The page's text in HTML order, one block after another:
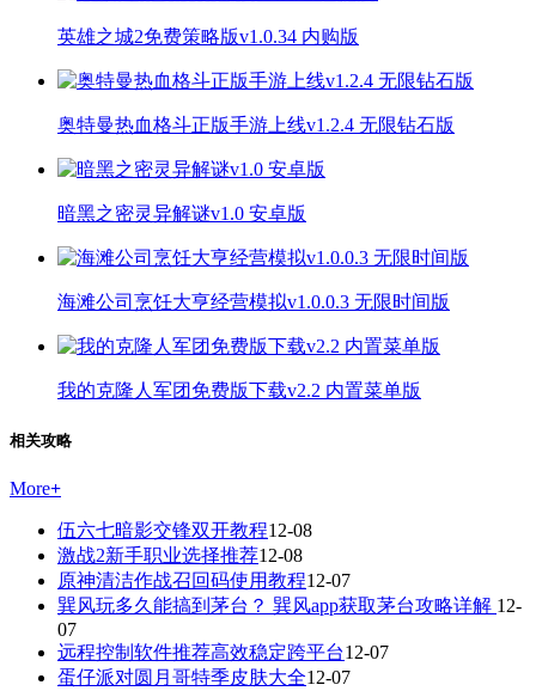
英雄之城2免费策略版v1.0.34 内购版
奥特曼热血格斗正版手游上线v1.2.4 无限钻石版
暗黑之密灵异解谜v1.0 安卓版
海滩公司烹饪大亨经营模拟v1.0.0.3 无限时间版
我的克隆人军团免费版下载v2.2 内置菜单版
相关攻略
More+
伍六七暗影交锋双开教程12-08
激战2新手职业选择推荐12-08
原神清洁作战召回码使用教程12-07
巽风玩多久能搞到茅台？ 巽风app获取茅台攻略详解 12-
07
远程控制软件推荐高效稳定跨平台12-07
蛋仔派对圆月哥特季皮肤大全12-07